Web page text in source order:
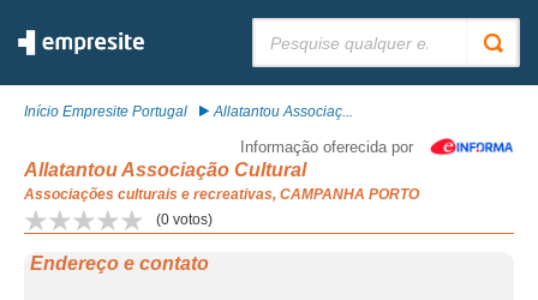
Início Empresite Portugal Allatantou Associaç...
Informação oferecida por
Allatantou Associação Cultural
Associações culturais e recreativas, CAMPANHA PORTO
(0 votos)
Endereço e contato